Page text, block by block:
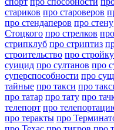
стариков про староверов
про стендаперов про стену
Стоцкого про стрелков
стрипклуб про стриптиз
строительство про стройку
суицид про султанов про
суперспособности про
тайные про такси про
про татар про тату про
телепорт про
про теракты про